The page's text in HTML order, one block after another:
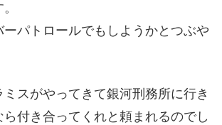
ーパトロールでもしようかとつぶや
ミスがやってきて銀河刑務所に行き
付き合ってくれと頼まれるのでし